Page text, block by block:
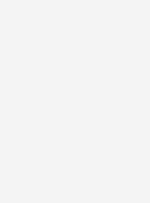
kombinierter Wert der
bei entladener
E.
Klasse: A.
g/km; CO₂-Klasse: A.
kombiniert: 0 g/km;